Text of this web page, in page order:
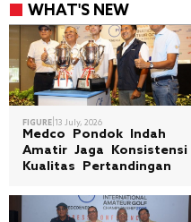
WHAT'S NEW
FIGURE|13 July, 2026
Medco Pondok Indah
Amatir Jaga Konsistensi
Kualitas Pertandingan